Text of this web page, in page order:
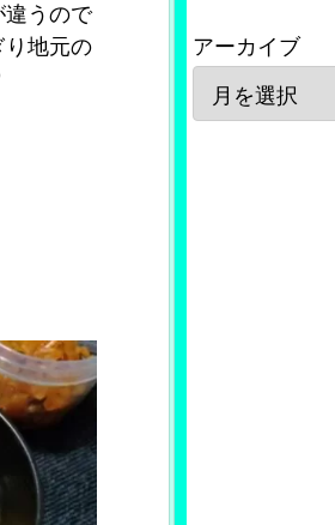
違うので
り地元の
アーカイブ